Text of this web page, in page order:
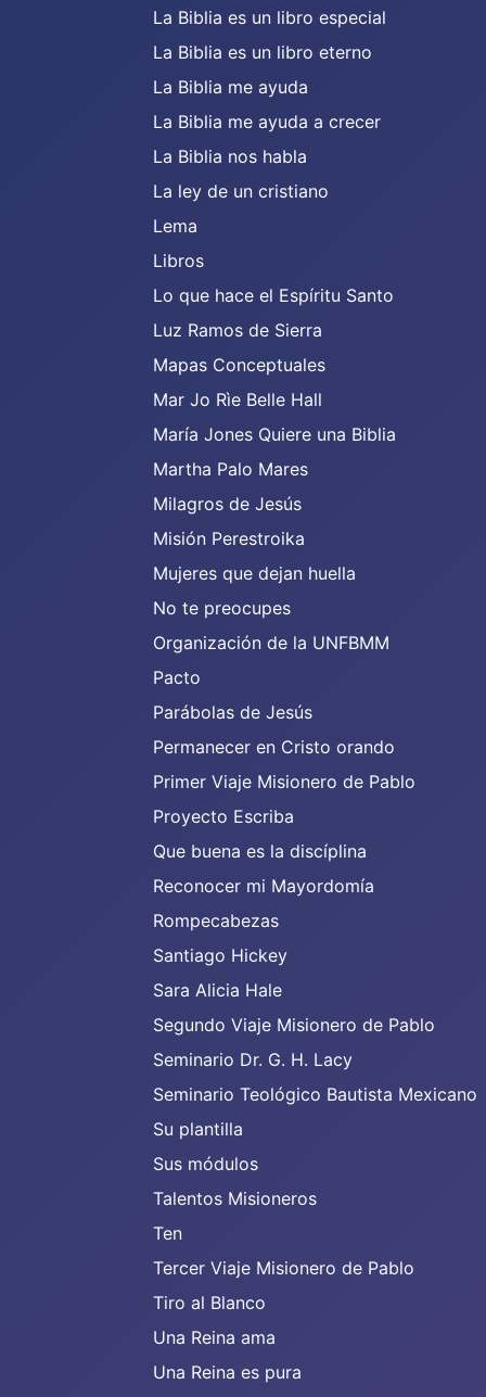
La Biblia es un libro especial
La Biblia es un libro eterno
La Biblia me ayuda
La Biblia me ayuda a crecer
La Biblia nos habla
La ley de un cristiano
Lema
Libros
Lo que hace el Espíritu Santo
Luz Ramos de Sierra
Mapas Conceptuales
Mar Jo Rìe Belle Hall
María Jones Quiere una Biblia
Martha Palo Mares
Milagros de Jesús
Misión Perestroika
Mujeres que dejan huella
No te preocupes
Organización de la UNFBMM
Pacto
Parábolas de Jesús
Permanecer en Cristo orando
Primer Viaje Misionero de Pablo
Proyecto Escriba
Que buena es la discíplina
Reconocer mi Mayordomía
Rompecabezas
Santiago Hickey
Sara Alicia Hale
Segundo Viaje Misionero de Pablo
Seminario Dr. G. H. Lacy
Seminario Teológico Bautista Mexicano
Su plantilla
Sus módulos
Talentos Misioneros
Ten
Tercer Viaje Misionero de Pablo
Tiro al Blanco
Una Reina ama
Una Reina es pura